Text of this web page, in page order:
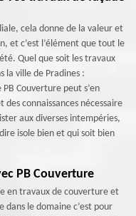
cela donne de la valeur et
et c’est l’élément que tout le
Quel que soit les travaux
la ville de Pradines :
Couverture peut s’en
des connaissances nécessaire
aux diverses intempéries,
isole bien et qui soit bien
PB Couverture
en travaux de couverture et
dans le domaine c’est pour